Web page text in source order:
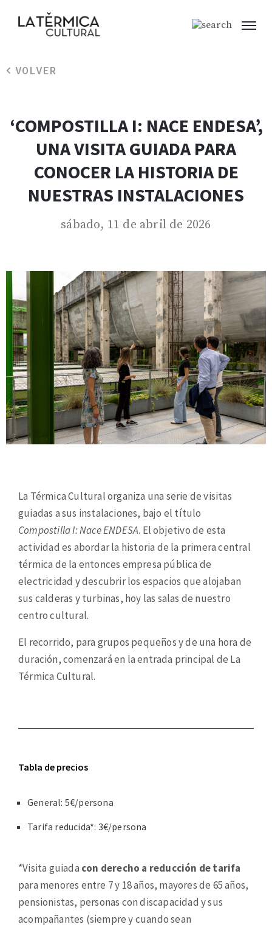
VOLVER
‘COMPOSTILLA I: NACE ENDESA’,
UNA VISITA GUIADA PARA
CONOCER LA HISTORIA DE
NUESTRAS INSTALACIONES
sábado, 11 de abril de 2026
La Térmica Cultural organiza una serie de visitas
guiadas a sus instalaciones, bajo el título
Compostilla I: Nace ENDESA. El objetivo de esta
actividad es abordar la historia de la primera central
térmica de la entonces empresa pública de
electricidad y descubrir los espacios que alojaban
sus calderas y turbinas, hoy las salas de nuestro
centro cultural.
El recorrido, para grupos pequeños y de una hora de
duración, comenzará en la entrada principal de La
Térmica Cultural.
Tabla de precios
General: 5€/persona
Tarifa reducida*: 3€/persona
*Visita guiada con derecho a reducción de tarifa
para menores entre 7 y 18 años, mayores de 65 años,
pensionistas, personas con discapacidad y sus
acompañantes (siempre y cuando sean